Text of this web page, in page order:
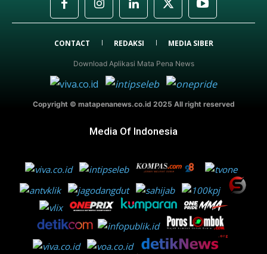
CONTACT REDAKSI MEDIA SIBER
Download Aplikasi Mata Pena News
Copyright © matapenanews.co.id 2025 All right reserved
Media Of Indonesia